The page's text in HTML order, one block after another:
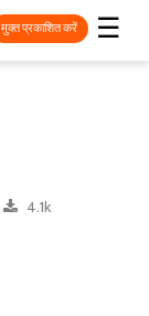
☰
मुक्त प्रकाशित करें
4.1k